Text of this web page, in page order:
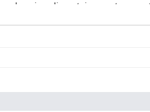
besoins alimentaires, notamment
lent, la majorité le trouve
sur place, bien que certains
rend les repas pratiques
et les équipements